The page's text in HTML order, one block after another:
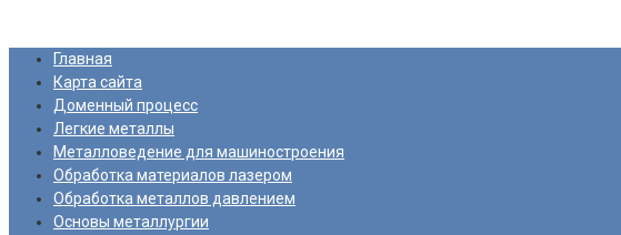
контентуГлавная
Карта сайта
Доменный процесс
Легкие металлы
Металловедение для машиностроения
Обработка материалов лазером
Обработка металлов давлением
Основы металлургии